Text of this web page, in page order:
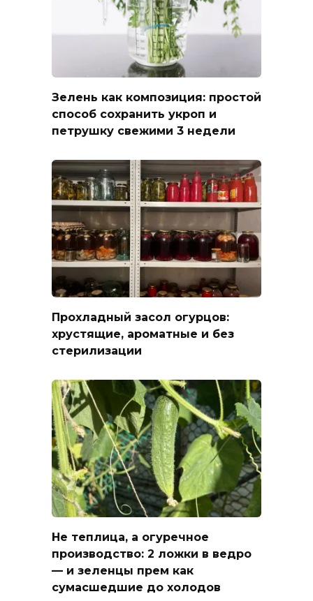
Зелень как композиция: простой
способ сохранить укроп и
петрушку свежими 3 недели
Прохладный засол огурцов:
хрустящие, ароматные и без
стерилизации
Не теплица, а огуречное
производство: 2 ложки в ведро
— и зеленцы прем как
сумасшедшие до холодов